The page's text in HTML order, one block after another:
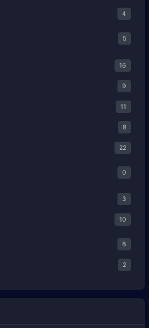
4
5
16
9
11
8
22
0
3
10
6
2